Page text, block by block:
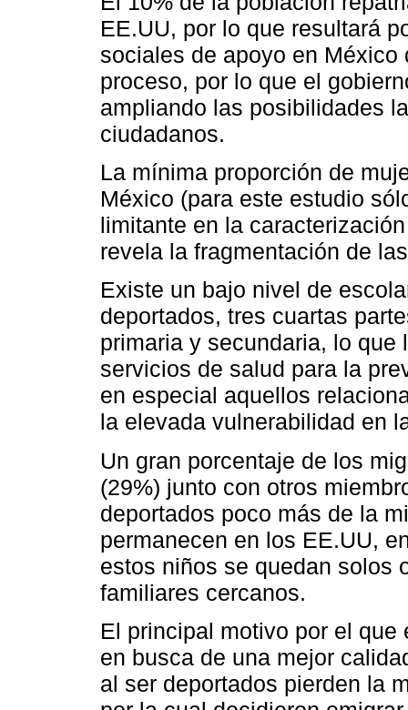
EE.UU, por lo que resultará
sociales de apoyo en
proceso, por lo que el
ampliando las posibilidades
ciudadanos.
La mínima proporción de
México (para este estudio
limitante en la
revela la fragmentación de
Existe un bajo nivel de
deportados, tres cuartas
primaria y secundaria, lo
servicios de salud para la
en especial aquellos
la elevada vulnerabilidad en
Un gran porcentaje de los
(29%) junto con otros
deportados poco más de la
permanecen en los EE.UU,
estos niños se quedan solos
familiares cercanos.
El principal motivo por el
en busca de una mejor
al ser deportados pierden la